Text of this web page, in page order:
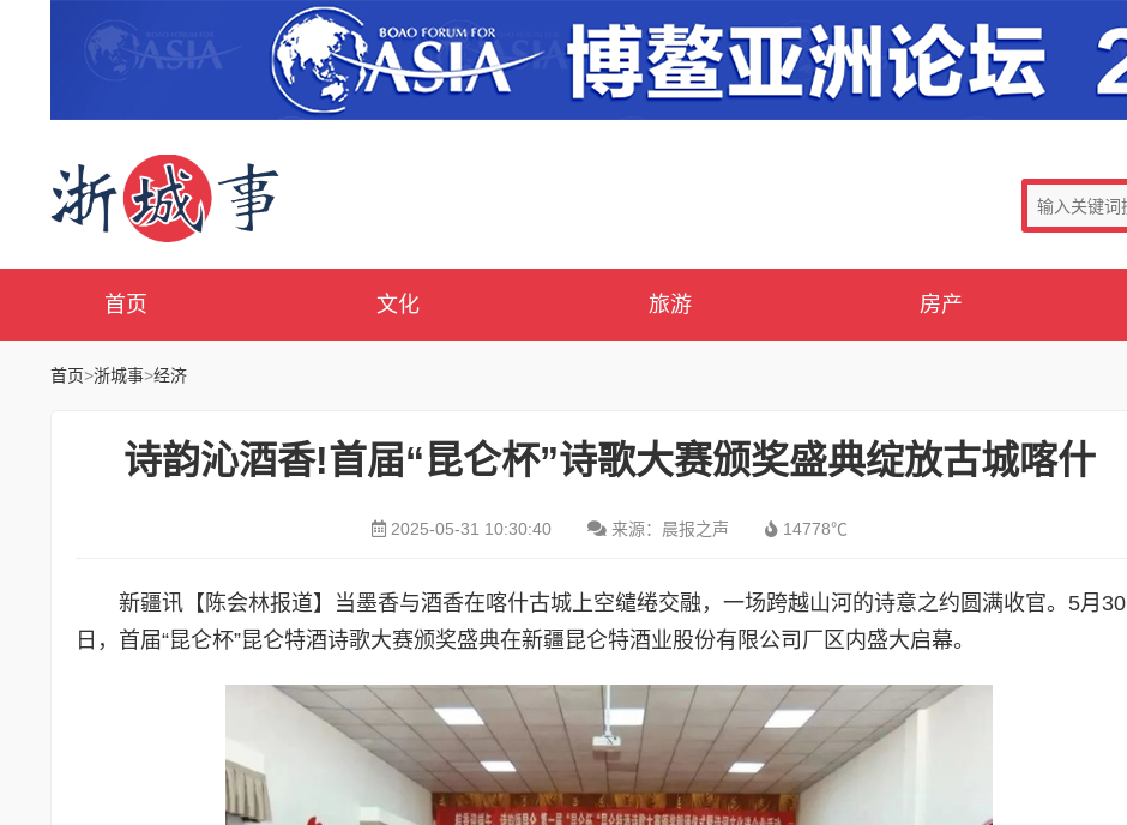
首页 文化 旅游 房产
首页>浙城事>经济
诗韵沁酒香!首届“昆仑杯”诗歌大赛颁奖盛典绽放古城喀什
2025-05-31 10:30:40 来源：晨报之声 14778℃
新疆讯【陈会林报道】当墨香与酒香在喀什古城上空缱绻交融，一场跨越山河的诗意之约圆满收官。5月30
日，首届“昆仑杯”昆仑特酒诗歌大赛颁奖盛典在新疆昆仑特酒业股份有限公司厂区内盛大启幕。